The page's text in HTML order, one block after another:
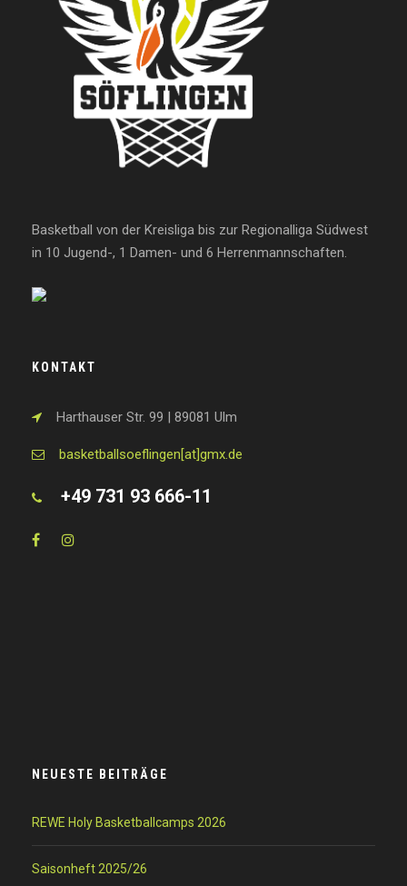
Basketball von der Kreisliga bis zur Regionalliga Südwest
in 10 Jugend-, 1 Damen- und 6 Herrenmannschaften.
KONTAKT
Harthauser Str. 99 | 89081 Ulm
basketballsoeflingen[at]gmx.de
+49 731 93 666-11
NEUESTE BEITRÄGE
REWE Holy Basketballcamps 2026
Saisonheft 2025/26